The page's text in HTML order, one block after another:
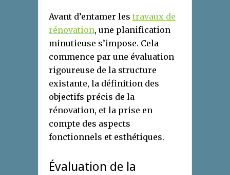
Avant d’entamer les travaux de
rénovation, une planification
minutieuse s’impose. Cela
commence par une évaluation
rigoureuse de la structure
existante, la définition des
objectifs précis de la
rénovation, et la prise en
compte des aspects
fonctionnels et esthétiques.
Évaluation de la